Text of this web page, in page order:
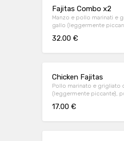
Fajitas Combo x2
Manzo e pollo marinati e
gallo (leggermente
32.00 €
Chicken Fajitas
Pollo marinato e grigliato
(leggermente piccante),
17.00 €